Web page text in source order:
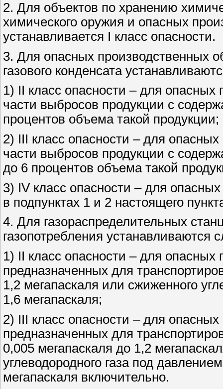
2. Для объектов по хранению
химического оружия и опасных
устанавливается I класс опасности.
3. Для опасных производственных
газового конденсата
1) II класс опасности – для
части выбросов продукции с
процентов объема такой продукции;
2) III класс опасности – для
части выбросов продукции с
до 6 процентов объема такой
3) IV класс опасности – для
в подпунктах 1 и 2 настоящего
4. Для газораспределительных
газопотребления устанавливаются
1) II класс опасности – для опасных
предназначенных для
1,2 мегапаскаля или сжиженного
1,6 мегапаскаля;
2) III класс опасности – для
предназначенных для
0,005 мегапаскаля до 1,2
углеводородного газа под
мегапаскаля включительно.